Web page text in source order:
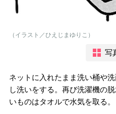
（イラスト／ひえじまゆりこ）
写
ネットに入れたまま洗い桶や
し洗いをする。再び洗濯機の
いものはタオルで水気を取る。